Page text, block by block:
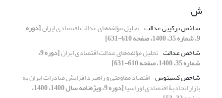
ش
شاخص ترکیبی عدالت تحلیل مؤلفه‌های عدالت اقتصادی ایران[دوره
9، شماره 35، 1400، صفحه 610-631]
شاخص عدالت تحلیل مؤلفه‌های عدالت اقتصادی ایران [دوره 9،
شماره 35، 1400، صفحه 610-631]
شاخص کسینوس اقتصاد مقاومتی و راهبرد افزایش صادرات ایران به
بازار اتحادیۀ اقتصادی اوراسیا [دوره 9، ویژه‌نامه سال 1400، 1400،